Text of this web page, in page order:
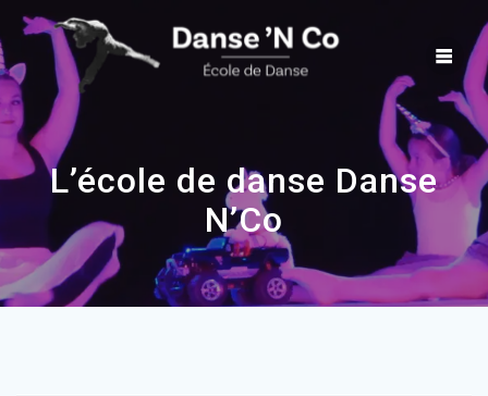
to
content
L’école de danse Danse
N’Co